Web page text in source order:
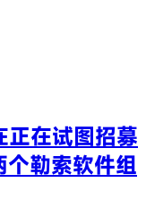
在试图招募
勒索软件组